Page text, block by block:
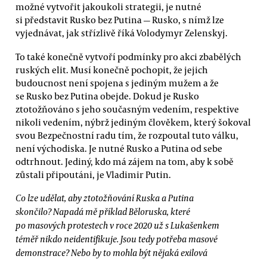
možné vytvořit jakoukoli strategii, je nutné
si představit Rusko bez Putina — Rusko, s nímž lze
vyjednávat, jak střízlivě říká Volodymyr Zelenskyj.
To také konečně vytvoří podmínky pro akci zbabělých
ruských elit. Musí konečně pochopit, že jejich
budoucnost není spojena s jediným mužem a že
se Rusko bez Putina obejde. Dokud je Rusko
ztotožňováno s jeho současným vedením, respektive
nikoli vedením, nýbrž jediným člověkem, který šokoval
svou Bezpečnostní radu tím, že rozpoutal tuto válku,
není východiska. Je nutné Rusko a Putina od sebe
odtrhnout. Jediný, kdo má zájem na tom, aby k sobě
zůstali připoutáni, je Vladimir Putin.
Co lze udělat, aby ztotožňování Ruska a Putina
skončilo? Napadá mě příklad Běloruska, které
po masových protestech v roce 2020 už s Lukašenkem
téměř nikdo neidentifikuje. Jsou tedy potřeba masové
demonstrace? Nebo by to mohla být nějaká exilová